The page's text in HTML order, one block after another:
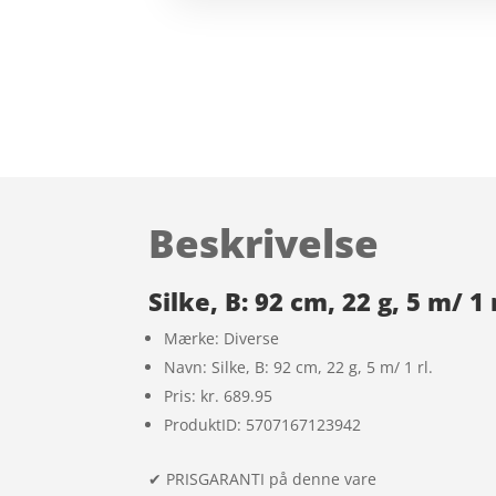
Beskrivelse
Silke, B: 92 cm, 22 g, 5 m/
Mærke: Diverse
Navn: Silke, B: 92 cm, 22 g, 5 m/ 1 rl.
Pris: kr. 689.95
ProduktID: 5707167123942
✔ PRISGARANTI på denne vare